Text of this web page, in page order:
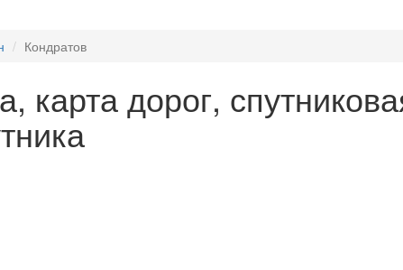
Кондратов
карта дорог,